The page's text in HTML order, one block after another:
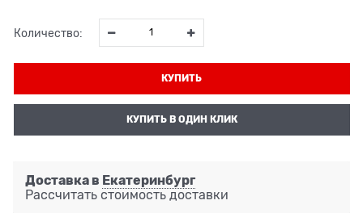
Количество:
КУПИТЬ
КУПИТЬ В ОДИН КЛИК
Доставка в Екатеринбург
Рассчитать стоимость доставки